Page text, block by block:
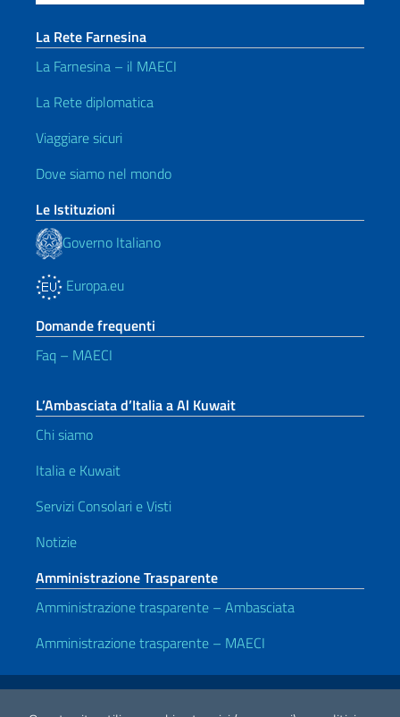
La Rete Farnesina
La Farnesina – il MAECI
La Rete diplomatica
Viaggiare sicuri
Dove siamo nel mondo
Le Istituzioni
Governo Italiano
Europa.eu
Domande frequenti
Faq – MAECI
L’Ambasciata d’Italia a Al Kuwait
Chi siamo
Italia e Kuwait
Servizi Consolari e Visti
Notizie
Amministrazione Trasparente
Amministrazione trasparente – Ambasciata
Amministrazione trasparente – MAECI
Link Utili